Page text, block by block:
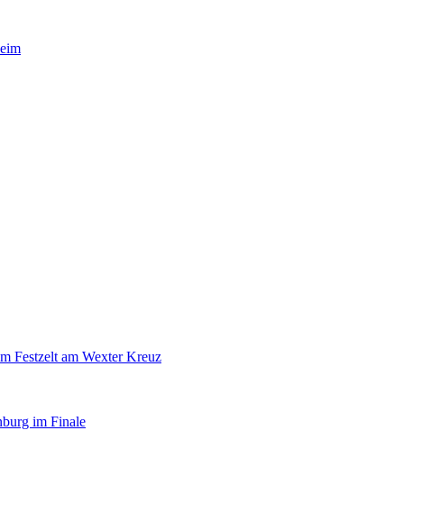
Festzelt am Wexter Kreuz
im Finale